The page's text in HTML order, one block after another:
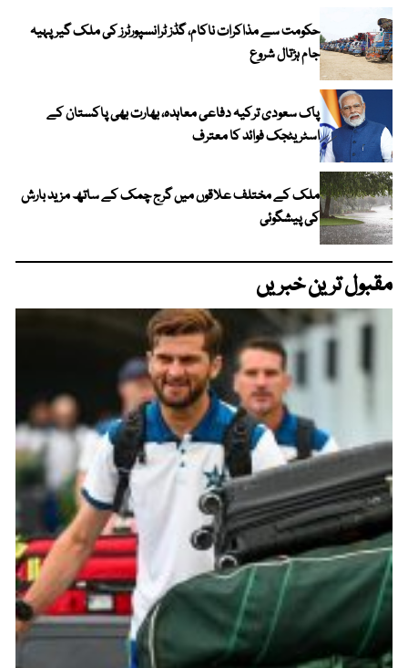
حکومت سے مذاکرات ناکام، گڈز ٹرانسپورٹرز کی ملک گیر پہیہ
جام ہڑتال شروع
پاک سعودی ترکیہ دفاعی معاہدہ، بھارت بھی پاکستان کے
اسٹریٹجک فوائد کا معترف
ملک کے مختلف علاقوں میں گرج چمک کے ساتھ مزید بارش
کی پیشگوئی
مقبول ترین خبریں